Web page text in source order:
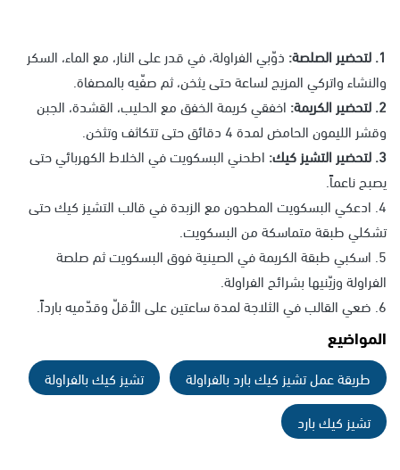
1. لتحضير الصلصة:
ذوّبي الفراولة، في قدر على النار، مع الماء، السكر
والنشاء واتركي المزيج لساعة حتى يثخن، ثم صفّيه بالمصفاة.
2. لتحضير الكريمة:
اخفقي كريمة الخفق مع الحليب، القشدة، الجبن
وقشر الليمون الحامض لمدة 4 دقائق حتى تتكاثف وتثخن.
3. لتحضير التشيز كيك:
اطحني البسكويت في الخلاط الكهربائي حتى
يصبح ناعماً.
4. ادعكي البسكويت المطحون مع الزبدة في قالب التشيز كيك حتى
تشكلي طبقة متماسكة من البسكويت.
5. اسكبي طبقة الكريمة في الصينية فوق البسكويت ثم صلصة
الفراولة وزيّنيها بشرائح الفراولة.
6. ضعي القالب في الثلاجة لمدة ساعتين على الأقلّ وقدّميه بارداً.
المواضيع
طريقة عمل تشيز كيك بارد بالفراولة
تشيز كيك بالفراولة
تشيز كيك بارد